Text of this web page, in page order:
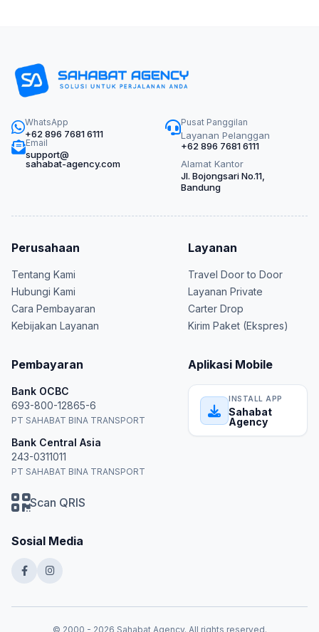
WhatsApp
+62 896 7681 6111
Email
support@
sahabat-agency.com
Pusat Panggilan
Layanan Pelanggan
+62 896 7681 6111
Alamat Kantor
Jl. Bojongsari No.11,
Bandung
Perusahaan
Tentang Kami
Hubungi Kami
Cara Pembayaran
Kebijakan Layanan
Layanan
Travel Door to Door
Layanan Private
Carter Drop
Kirim Paket (Ekspres)
Pembayaran
Bank OCBC
693-800-12865-6
PT SAHABAT BINA TRANSPORT
Bank Central Asia
243-0311011
PT SAHABAT BINA TRANSPORT
Scan QRIS
Sosial Media
Aplikasi Mobile
INSTALL APP
Sahabat
Agency
© 2000 - 2026 Sahabat Agency. All rights reserved.